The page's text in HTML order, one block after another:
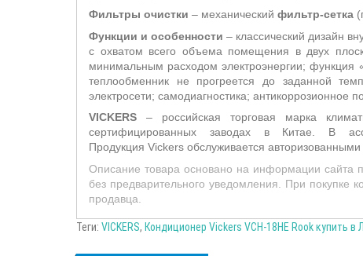
Фильтры очистки – механический фильтр-сетка
Функции и особенности – классический дизайн
с охватом всего объема помещения в двух
минимальным расходом электроэнергии; функция
теплообменник не прогреется до заданной
электросети; самодиагностика; антикоррозионное
VICKERS – российская торговая марка
сертифицированных заводах в Китае. В
Продукция Vickers обслуживается
Описание товара основано на информации сайта
без предварительного уведомления. При покупке
продавца
Теги: VICKERS, Кондиционер Vickers VCH-18HE Rook купить в